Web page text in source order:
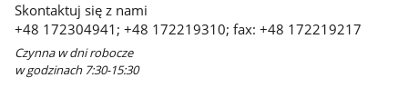
Skontaktuj się z nami
+48 172304941; +48 172219310; fax: +48 172219217
Czynna w dni robocze
w godzinach 7:30-15:30